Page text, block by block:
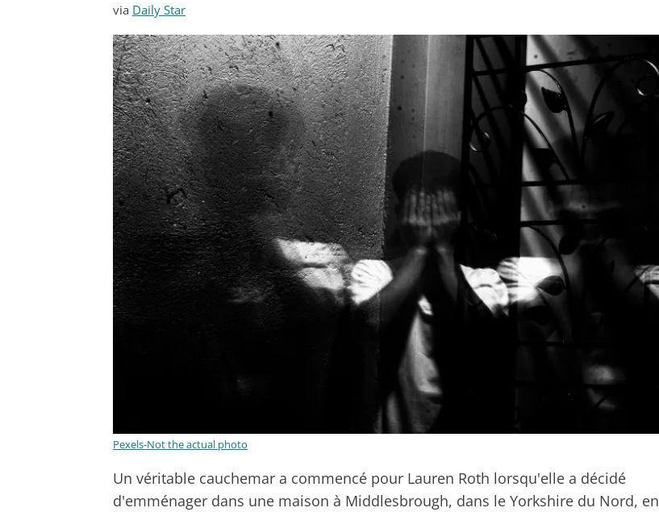
via Daily Star
Pexels-Not the actual photo
Un véritable cauchemar a commencé pour Lauren Roth lorsqu'elle a décidé
d'emménager dans une maison à Middlesbrough, dans le Yorkshire du Nord, en